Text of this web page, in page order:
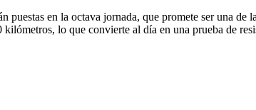
puestas en la octava jornada, que promete ser una
kilómetros, lo que convierte al día en una prueba de